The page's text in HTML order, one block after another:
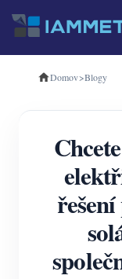
produkty
WiFi
Domov>Blogy